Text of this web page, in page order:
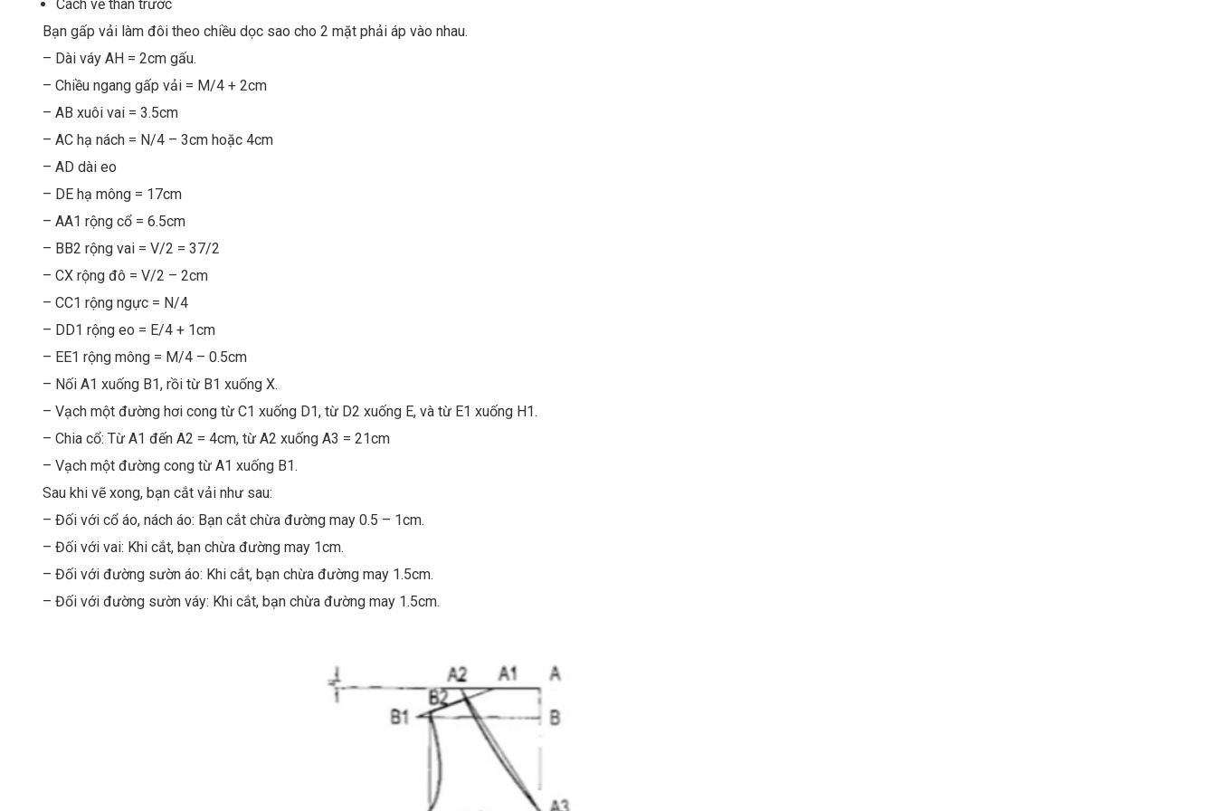
Cách vẽ thân trước
Bạn gấp vải làm đôi theo chiều dọc sao cho 2 mặt phải áp vào nhau.
– Dài váy AH = 2cm gấu.
– Chiều ngang gấp vải = M/4 + 2cm
– AB xuôi vai = 3.5cm
– AC hạ nách = N/4 – 3cm hoặc 4cm
– AD dài eo
– DE hạ mông = 17cm
– AA1 rộng cổ = 6.5cm
– BB2 rộng vai = V/2 = 37/2
– CX rộng đô = V/2 – 2cm
– CC1 rộng ngực = N/4
– DD1 rộng eo = E/4 + 1cm
– EE1 rộng mông = M/4 – 0.5cm
– Nối A1 xuống B1, rồi từ B1 xuống X.
– Vạch một đường hơi cong từ C1 xuống D1, từ D2 xuống E, và từ E1 xuống H1.
– Chia cổ: Từ A1 đến A2 = 4cm, từ A2 xuống A3 = 21cm
– Vạch một đường cong từ A1 xuống B1.
Sau khi vẽ xong, bạn cắt vải như sau:
– Đối với cổ áo, nách áo: Bạn cắt chừa đường may 0.5 – 1cm.
– Đối với vai: Khi cắt, bạn chừa đường may 1cm.
– Đối với đường sườn áo: Khi cắt, bạn chừa đường may 1.5cm.
– Đối với đường sườn váy: Khi cắt, bạn chừa đường may 1.5cm.